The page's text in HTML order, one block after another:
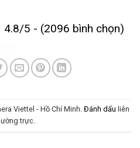
4.8/5 - (2096 bình chọn)
Viettel - Hồ Chí Minh. Đánh dấu liên
trực.